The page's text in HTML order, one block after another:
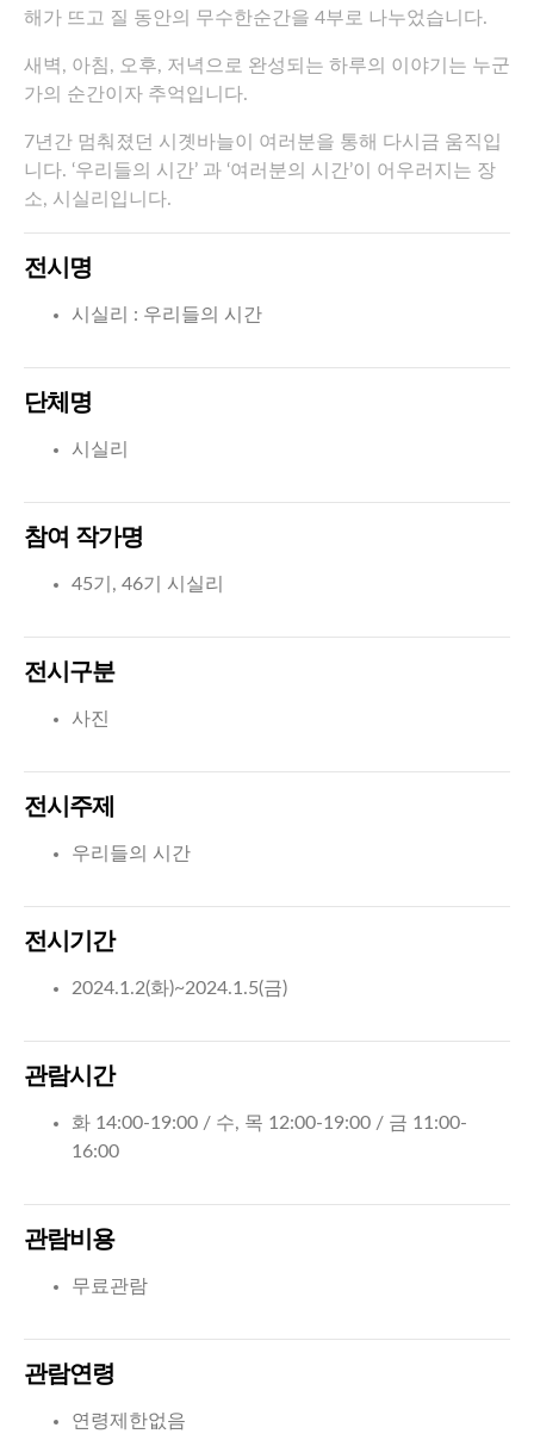
해가 뜨고 질 동안의 무수한순간을 4부로 나누었습니다.
새벽, 아침, 오후, 저녁으로 완성되는 하루의 이야기는 누군
가의 순간이자 추억입니다.
7년간 멈춰졌던 시곗바늘이 여러분을 통해 다시금 움직입
니다. ‘우리들의 시간’ 과 ‘여러분의 시간’이 어우러지는 장
소, 시실리입니다.
전시명
시실리 : 우리들의 시간
단체명
시실리
참여 작가명
45기, 46기 시실리
전시구분
사진
전시주제
우리들의 시간
전시기간
2024.1.2(화)~2024.1.5(금)
관람시간
화 14:00-19:00 / 수, 목 12:00-19:00 / 금 11:00-
16:00
관람비용
무료관람
관람연령
연령제한없음